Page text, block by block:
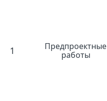
1
Предпроектные
работы